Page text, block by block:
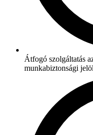
Átfogó szolgáltatás
munkabiztonsági